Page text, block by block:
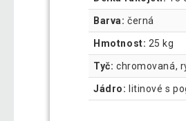
Barva: černá
Hmotnost: 25 kg
Tyč: chromovaná,
Jádro: litinové s